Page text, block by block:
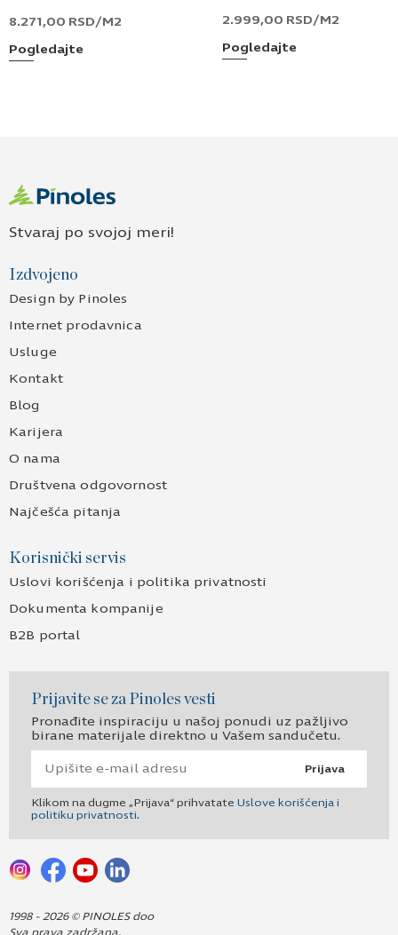
8.271,00 RSD/M2
Pogledajte
2.999,00 RSD/M2
Pogledajte
Stvaraj po svojoj meri!
Izdvojeno
Design by Pinoles
Internet prodavnica
Usluge
Kontakt
Blog
Karijera
O nama
Društvena odgovornost
Najčešća pitanja
Korisnički servis
Uslovi korišćenja i politika privatnosti
Dokumenta kompanije
B2B portal
Prijavite se za Pinoles vesti
Pronađite inspiraciju u našoj ponudi uz pažljivo
birane materijale direktno u Vašem sandučetu.
Prijava
Klikom na dugme „Prijava“ prihvatate Uslove korišćenja i
politiku privatnosti.
1998 - 2026 © PINOLES doo
Sva prava zadržana.